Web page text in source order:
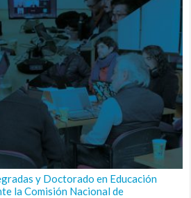
y Doctorado en Educación
la Comisión Nacional de